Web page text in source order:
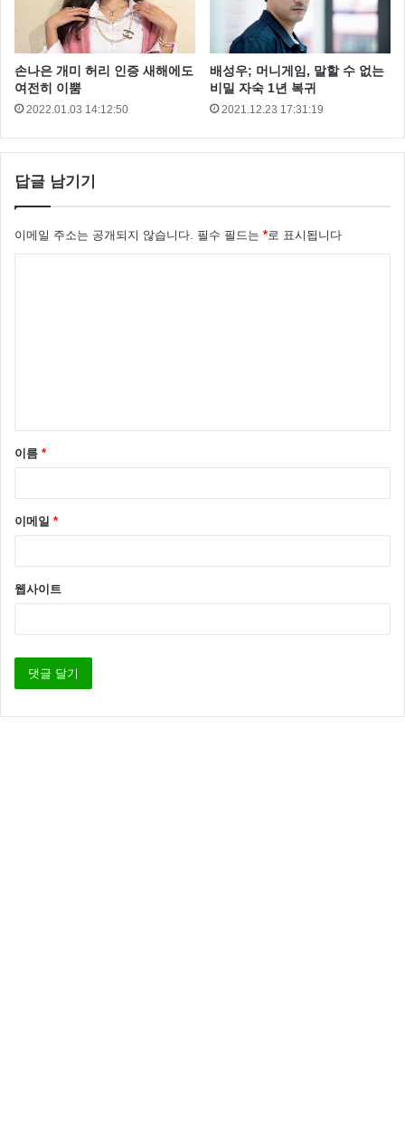
이서진은 “사실 정선에서는 프라이팬도 하나 없었는데
여긴 냄지, 프라이팬, 화장실도 있고 환경이 좋아졌
다”라며 “다만 상점 하나 없고 밖에 나가고 싶은데 나갈
도망가고 싶어 질 것 같다”라고 했다.
손나은 개미 허리 인증 새해에도
여전히 이뿜
2022.01.03 14:12:50
배성우; 머니게임, 말할 수 없는
비밀 자숙 1년 복귀
2021.12.23 17:31:19
답글 남기기
이메일 주소는 공개되지 않습니다. 필수 필드는 *로 표시됩니다
이름 *
이메일 *
웹사이트